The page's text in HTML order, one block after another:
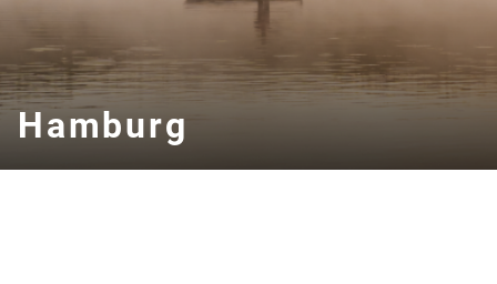
Hamburg